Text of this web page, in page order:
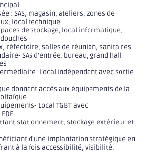
: SAS, magasin, ateliers, zones de
local technique
de stockage, local informatique,
réfectoire, salles de réunion, sanitaires
SAS d'entrée, bureau, grand hall
Local indépendant avec sortie
donnant accès aux équipements de la
Local TGBT avec
stationnement, stockage extérieur et
d'une implantation stratégique en
à la fois accessibilité, visibilité.